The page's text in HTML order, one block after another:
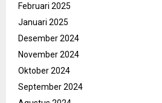
Februari 2025
Januari 2025
Desember 2024
November 2024
Oktober 2024
September 2024